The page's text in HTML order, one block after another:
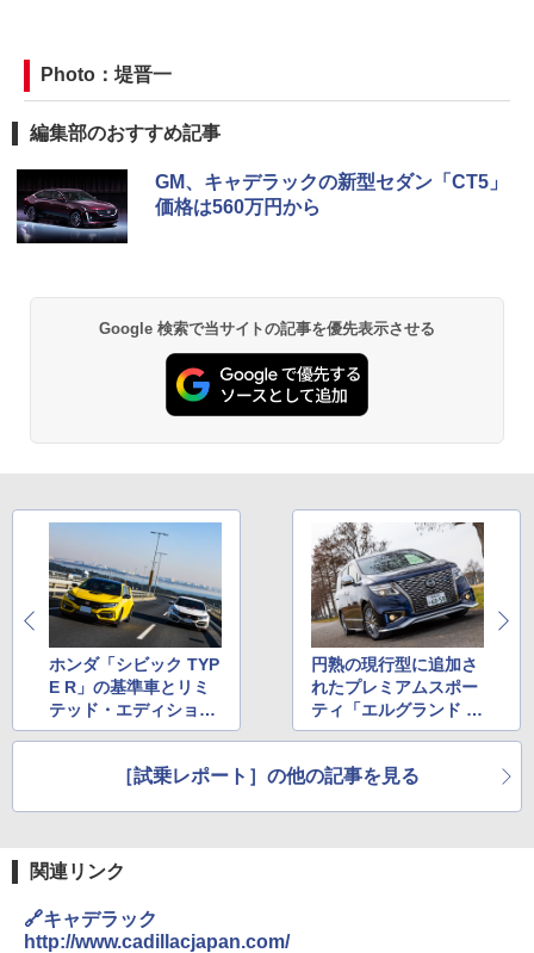
Photo：堤晋一
編集部のおすすめ記事
GM、キャデラックの新型セダン「CT5」
価格は560万円から
Google 検索で当サイトの記事を優先表示させる
ホンダ「シビック TYP
E R」の基準車とリミ
テッド・エディション
を乗り比べてみた
円熟の現行型に追加さ
れたプレミアムスポー
ティ「エルグランド A
UTECH」、その仕上
［試乗レポート］の他の記事を見る
関連リンク
🔗キャデラック
http://www.cadillacjapan.com/